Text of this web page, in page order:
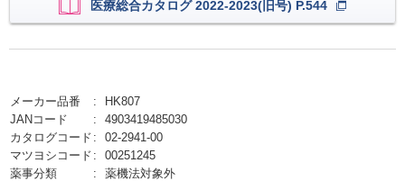
医療総合カタログ 2022-2023(旧号) P.544
メーカー品番
HK807
JANコード
4903419485030
カタログコード
02-2941-00
マツヨシコード
00251245
薬事分類
薬機法対象外